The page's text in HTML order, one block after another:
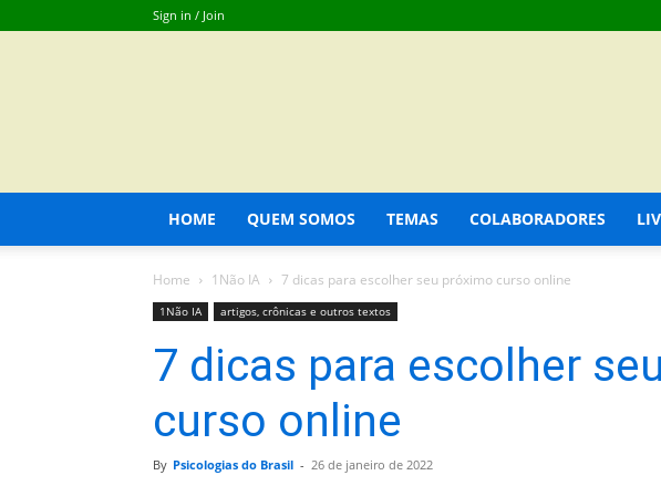
Sign in / Join
HOME QUEM SOMOS TEMAS COLABORADORES
Home 1Não IA 7 dicas para escolher seu próximo curso online
1Não IA artigos, crônicas e outros textos
7 dicas para escolher
curso online
By Psicologias do Brasil - 26 de janeiro de 2022